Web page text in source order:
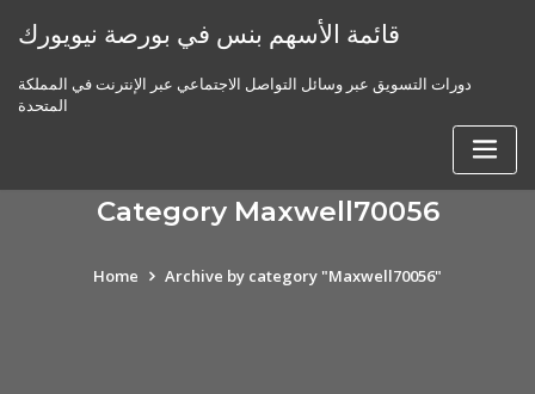
قائمة الأسهم بنس في بورصة نيويورك
دورات التسويق عبر وسائل التواصل الاجتماعي عبر الإنترنت في المملكة
المتحدة
Category Maxwell70056
Home Archive by category "Maxwell70056"